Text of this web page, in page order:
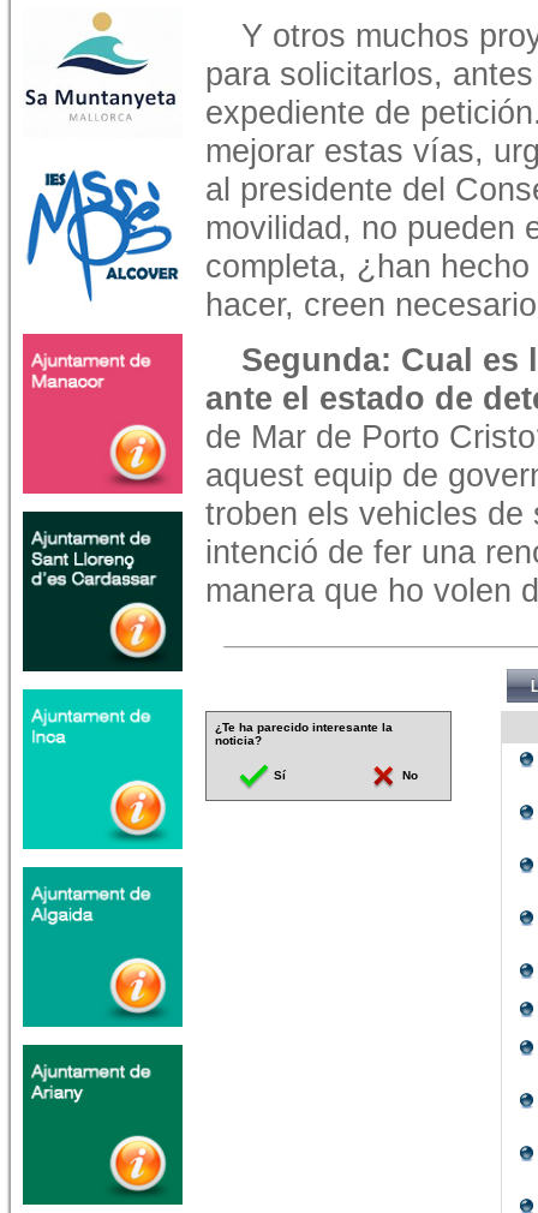
Y otros muchos
para solicitarlos,
expediente de
mejorar estas vías,
al presidente del
movilidad, no pueden
completa, ¿han
hacer, creen
Segunda: Cual es
ante el estado de
de Mar de Porto
aquest equip de
troben els vehicles
intenció de fer una
manera que ho volen
¿Te ha parecido interesante la
noticia?
Sí No